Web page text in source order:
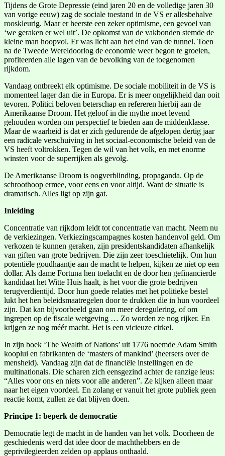
Tijdens de Grote Depressie (eind jaren 20 en de volledige jaren 30
van vorige eeuw) zag de sociale toestand in de VS er allesbehalve
rooskleurig. Maar er heerste een zeker optimisme, een gevoel van
‘we geraken er wel uit’. De opkomst van de vakbonden stemde de
kleine man hoopvol. Er was licht aan het eind van de tunnel. Toen
na de Tweede Wereldoorlog de economie weer begon te groeien,
profiteerden alle lagen van de bevolking van de toegenomen
rijkdom.
Vandaag ontbreekt elk optimisme. De sociale mobiliteit in de VS is
momenteel lager dan die in Europa. Er is meer ongelijkheid dan ooit
tevoren. Politici beloven beterschap en refereren hierbij aan de
Amerikaanse Droom. Het geloof in die mythe moet levend
gehouden worden om perspectief te bieden aan de middenklasse.
Maar de waarheid is dat er zich gedurende de afgelopen dertig jaar
een radicale verschuiving in het sociaal-economische beleid van de
VS heeft voltrokken. Tegen de wil van het volk, en met enorme
winsten voor de superrijken als gevolg.
De Amerikaanse Droom is oogverblinding, propaganda. Op de
schroothoop ermee, voor eens en voor altijd. Want de situatie is
dramatisch. Alles ligt op zijn gat.
Inleiding
Concentratie van rijkdom leidt tot concentratie van macht. Neem nu
de verkiezingen. Verkiezingscampagnes kosten handenvol geld. Om
verkozen te kunnen geraken, zijn presidentskandidaten afhankelijk
van giften van grote bedrijven. Die zijn zeer toeschietelijk. Om hun
potentiële goudhaantje aan de macht te helpen, kijken ze niet op een
dollar. Als dame Fortuna hen toelacht en de door hen gefinancierde
kandidaat het Witte Huis haalt, is het voor die grote bedrijven
terugverdientijd. Door hun goede relaties met het politieke bestel
lukt het hen beleidsmaatregelen door te drukken die in hun voordeel
zijn. Dat kan bijvoorbeeld gaan om meer deregulering, of om
ingrepen op de fiscale wetgeving … Zo worden ze nog rijker. En
krijgen ze nog méér macht. Het is een vicieuze cirkel.
In zijn boek ‘The Wealth of Nations’ uit 1776 noemde Adam Smith
kooplui en fabrikanten de ‘masters of mankind’ (heersers over de
mensheid). Vandaag zijn dat de financiële instellingen en de
multinationals. Die scharen zich eensgezind achter de ranzige leus:
“Alles voor ons en niets voor alle anderen”. Ze kijken alleen maar
naar het eigen voordeel. En zolang er vanuit het grote publiek geen
reactie komt, zullen ze dat blijven doen.
Principe 1: beperk de democratie
Democratie legt de macht in de handen van het volk. Doorheen de
geschiedenis werd dat idee door de machthebbers en de
geprivilegieerden zelden op applaus onthaald.